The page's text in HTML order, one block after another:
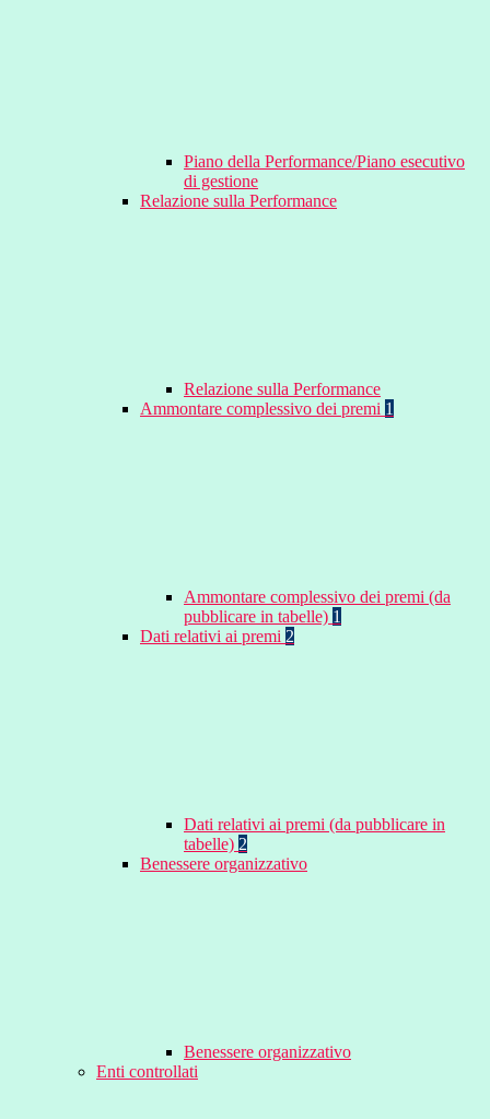
Piano della Performance/Piano esecutivo
di gestione
Relazione sulla Performance
Relazione sulla Performance
Ammontare complessivo dei premi 1
Ammontare complessivo dei premi (da
pubblicare in tabelle) 1
Dati relativi ai premi 2
Dati relativi ai premi (da pubblicare in
tabelle) 2
Benessere organizzativo
Benessere organizzativo
Enti controllati